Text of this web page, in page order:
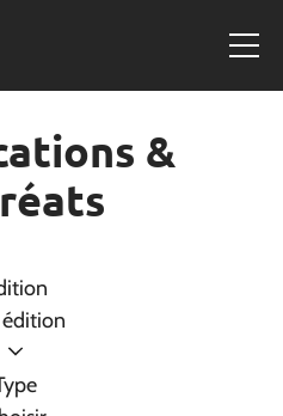
&
édition